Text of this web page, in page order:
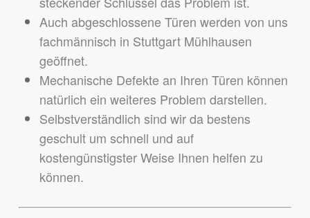
Auch abgeschlossene Türen werden von uns
fachmännisch in Stuttgart Mühlhausen
geöffnet.
Mechanische Defekte an Ihren Türen können
natürlich ein weiteres Problem darstellen.
Selbstverständlich sind wir da bestens
geschult um schnell und auf
kostengünstigster Weise Ihnen helfen zu
können.